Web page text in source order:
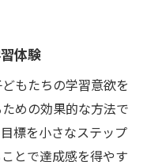
体験
もたちの学習意欲を
めの効果的な方法で
標を小さなステップ
とで達成感を得やす